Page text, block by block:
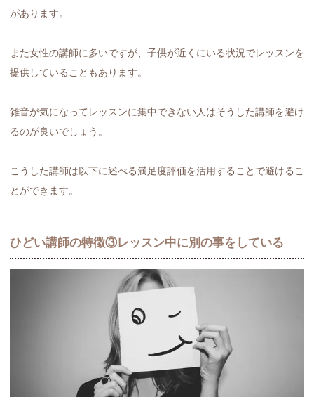
があります。
また女性の講師に多いですが、子供が近くにいる状況でレッスンを
提供していることもあります。
雑音が気になってレッスンに集中できない人はそうした講師を避け
るのが良いでしょう。
こうした講師は以下に述べる満足度評価を活用することで避けるこ
とができます。
ひどい講師の特徴③レッスン中に別の事をしている